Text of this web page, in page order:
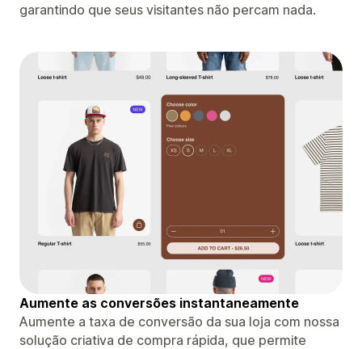
garantindo que seus visitantes não percam nada.
Aumente as conversões instantaneamente
Aumente a taxa de conversão da sua loja com nossa
solução criativa de compra rápida, que permite